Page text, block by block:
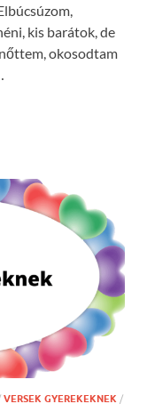
kis barátok, de
okosodtam
VERSEK GYEREKEKNEK /